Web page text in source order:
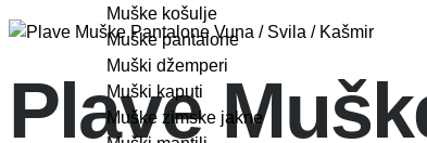
Muške košulje
Muške pantalone
Muški džemperi
Muški kaputi
Muške zimske jakne
Plave